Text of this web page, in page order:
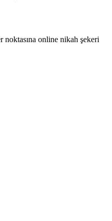
noktasına online nikah şekeri